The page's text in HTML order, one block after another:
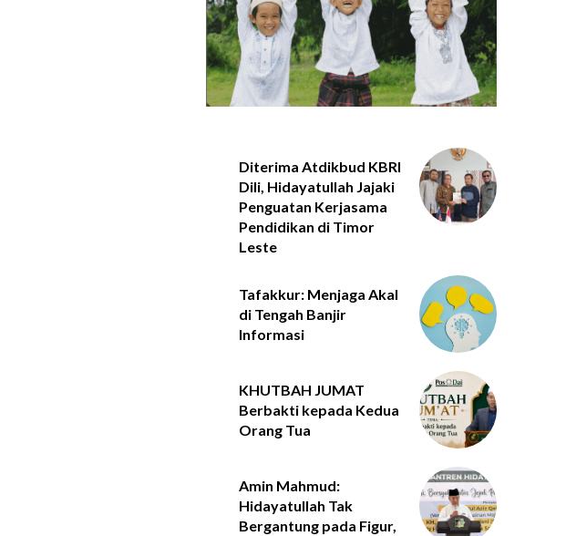
Diterima Atdikbud KBRI
Dili, Hidayatullah Jajaki
Penguatan Kerjasama
Pendidikan di Timor
Leste
Tafakkur: Menjaga Akal
di Tengah Banjir
Informasi
KHUTBAH JUMAT
Berbakti kepada Kedua
Orang Tua
Amin Mahmud:
Hidayatullah Tak
Bergantung pada Figur,